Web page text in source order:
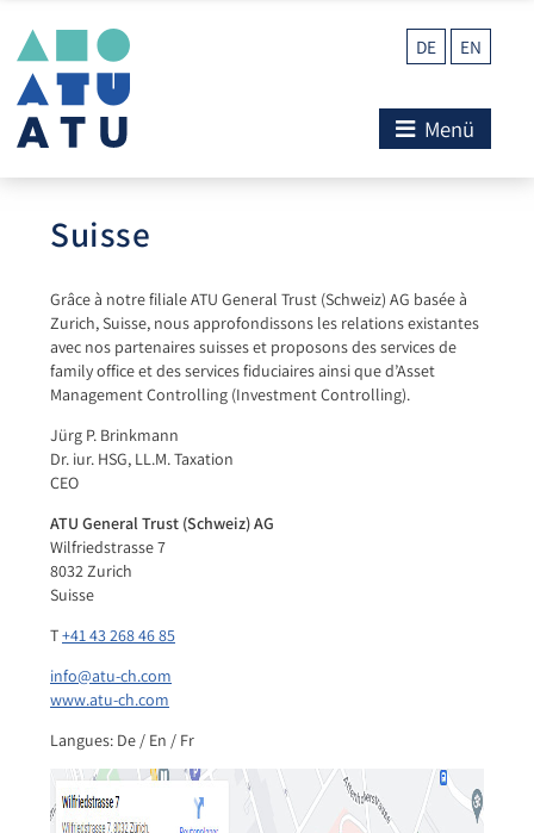
DE EN
Menü
Suisse
Grâce à notre filiale ATU General Trust (Schweiz) AG basée à
Zurich, Suisse, nous approfondissons les relations existantes
avec nos partenaires suisses et proposons des services de
family office et des services fiduciaires ainsi que d’Asset
Management Controlling (Investment Controlling).
Jürg P. Brinkmann
Dr. iur. HSG, LL.M. Taxation
CEO
ATU General Trust (Schweiz) AG
Wilfriedstrasse 7
8032 Zurich
Suisse
T+41 43 268 46 85
info@atu-ch.com
www.atu-ch.com
Langues: De / En / Fr